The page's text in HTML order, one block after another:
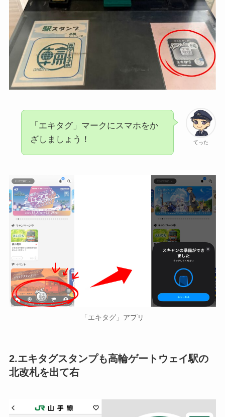
てった
「エキタグ」マークにスマホをか
ざしましょう！
「エキタグ」アプリ
2.エキタグスタンプも高輪ゲートウェイ駅の
北改札を出て右